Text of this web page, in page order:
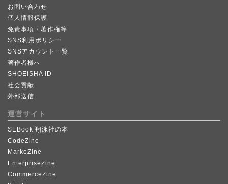
お問い合わせ
個人情報保護
免責事項・著作権等
SNS利用ポリシー
SNSアカウント一覧
著作者様へ
SHOEISHA iD
社会貢献
外部送信
運営サイト
SEBook 翔泳社の本
CodeZine
MarkeZine
EnterpriseZine
CommerceZine